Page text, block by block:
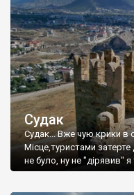
Судак
Судак... Вже чую крики в
Місце,туристами
не було, ну не "дірявив" я